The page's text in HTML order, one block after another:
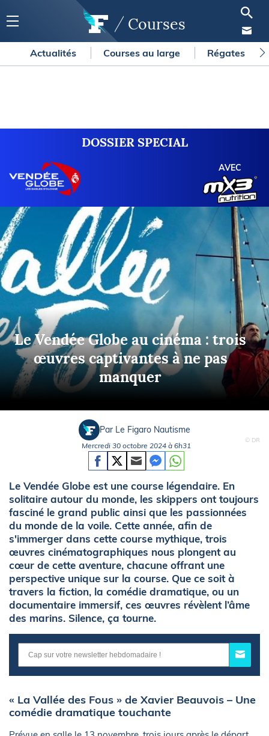
Courses
Actualités Courses au large Régates
DOSSIER SPECIAL
AVEC
Le Vendée Globe au cinéma : trois
œuvres captivantes à ne pas
manquer
© DR
Par Le Figaro Nautisme
Mercredi 30 octobre 2024 à 6h31
Le Vendée Globe est une course légendaire. En
solitaire autour du monde, les skippers ont toujours
fasciné le grand public ainsi que les passionnées
du monde de la voile. Cette année, afin de
s'immerger dans cette course mythique, trois
œuvres cinématographiques nous plongent au
cœur de cette aventure, chacune offrant une
perspective unique sur la course. Que ce soit à
travers la fiction, la comédie dramatique, ou un
documentaire immersif, ces œuvres révèlent l’âme
des marins. Silence, ça tourne.
« La Vallée des Fous » de Xavier Beauvois – Une
comédie dramatique touchante